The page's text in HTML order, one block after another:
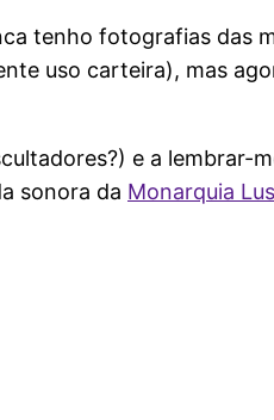
tenho fotografias das
uso carteira), mas
e a lembrar-
sonora da Monarquia